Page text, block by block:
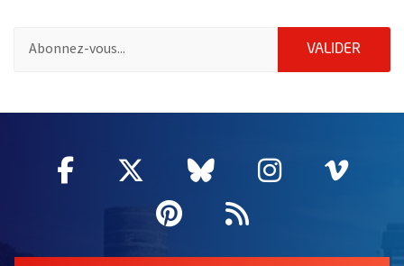
VALIDER
Facebook
, Ouvre une nouvelle fenêtre
Twitter
, Ouvre une nouvelle
Bluesky
, Ouvre une
Instagram
, Ouvre
,
Pinterest
, Ouvre une
Flux RSS